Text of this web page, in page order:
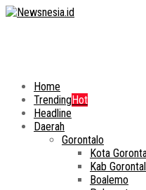
Home
TrendingHot
Headline
Daerah
Gorontalo
Kota
Kab
Boalemo